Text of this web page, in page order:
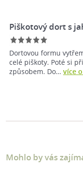
Piškotový dort s
Dortovou formu
celé piškoty. Poté si
způsobem. Do… více
Mohlo by vás